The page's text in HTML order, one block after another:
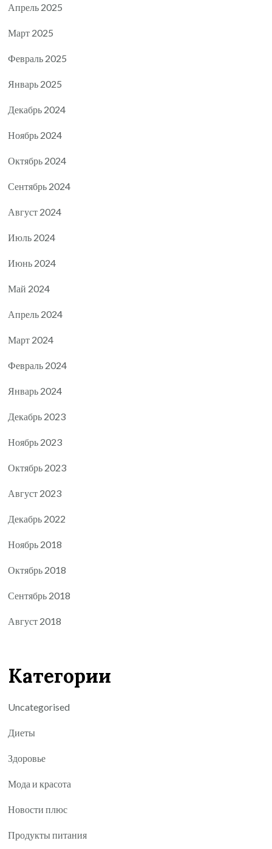
Апрель 2025
Март 2025
Февраль 2025
Январь 2025
Декабрь 2024
Ноябрь 2024
Октябрь 2024
Сентябрь 2024
Август 2024
Июль 2024
Июнь 2024
Май 2024
Апрель 2024
Март 2024
Февраль 2024
Январь 2024
Декабрь 2023
Ноябрь 2023
Октябрь 2023
Август 2023
Декабрь 2022
Ноябрь 2018
Октябрь 2018
Сентябрь 2018
Август 2018
Категории
Uncategorised
Диеты
Здоровье
Мода и красота
Новости плюс
Продукты питания